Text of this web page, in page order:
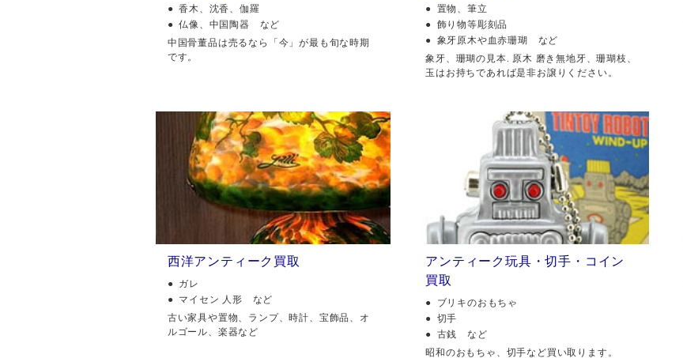
香木、沈香、伽羅
仏像、中国陶器 など
中国骨董品は売るなら「今」が最も旬な時期
です。
置物、筆立
飾り物等彫刻品
象牙原木や血赤珊瑚 など
象牙、珊瑚の見本. 原木 磨き無地牙、珊瑚枝、
玉はお持ちであれば是非お譲りください。
西洋アンティーク買取
ガレ
マイセン 人形 など
古い家具や置物、ランプ、時計、宝飾品、オ
ルゴール、楽器など
アンティーク玩具・切手・コイン
買取
ブリキのおもちゃ
切手
古銭 など
昭和のおもちゃ、切手など買い取ります。